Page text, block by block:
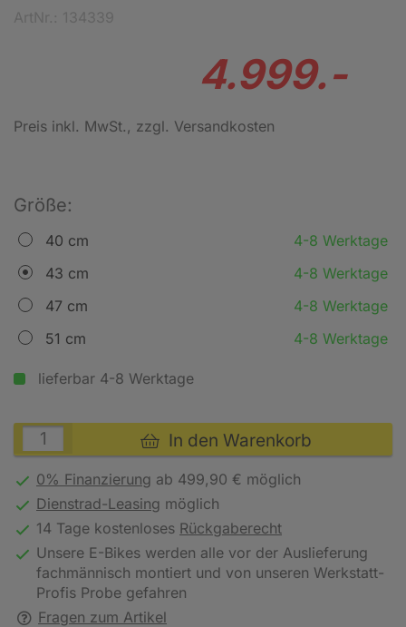
4.999.-
Preis inkl. MwSt. , zzgl. Versandkosten
Größe:
40 cm
4-8 Werktage
43 cm
4-8 Werktage
47 cm
4-8 Werktage
51 cm
4-8 Werktage
lieferbar 4-8 Werktage
In den Warenkorb
0% Finanzierung ab 499,90 € möglich
Dienstrad-Leasing möglich
14 Tage kostenloses Rückgaberecht
Unsere E-Bikes werden alle vor der Auslieferung
fachmännisch montiert und von unseren Werkstatt-
Profis Probe gefahren
Fragen zum Artikel